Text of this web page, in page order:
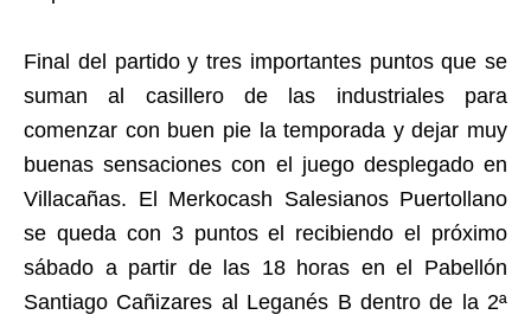
Final del partido y tres importantes puntos que se
suman al casillero de las industriales para
comenzar con buen pie la temporada y dejar muy
buenas sensaciones con el juego desplegado en
Villacañas. El Merkocash Salesianos Puertollano
se queda con 3 puntos el recibiendo el próximo
sábado a partir de las 18 horas en el Pabellón
Santiago Cañizares al Leganés B dentro de la 2ª